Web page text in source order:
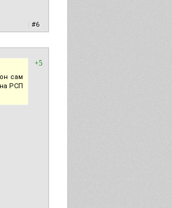
#6
+5
сам
РСП